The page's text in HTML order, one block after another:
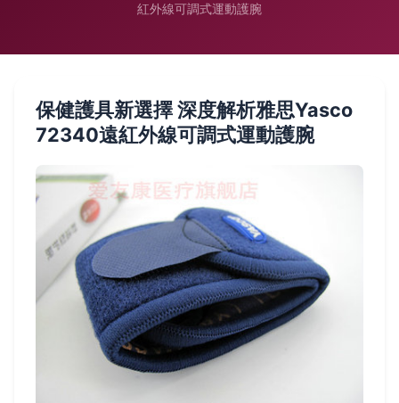
紅外線可調式運動護腕
保健護具新選擇 深度解析雅思Yasco
72340遠紅外線可調式運動護腕